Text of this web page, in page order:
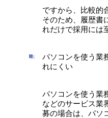
ですから、比較的
そのため、履歴書
れだけで採用には
パソコンを使う業
れにくい
パソコンを使う業
などのサービス業
募の場合は、パソ